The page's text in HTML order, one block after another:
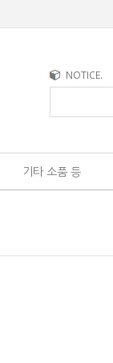
NOTICE.
기타 소품 등